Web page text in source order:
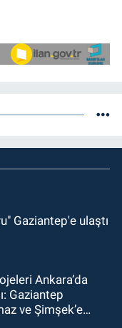
Gaziantep'e ulaştı
Ankara’da
Gaziantep
ve Şimşek’e